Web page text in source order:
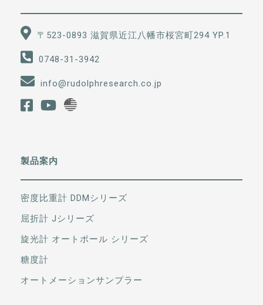
〒523-0893 滋賀県近江八幡市桜宮町294 YP.1
0748-31-3942
info@rudolphresearch.co.jp
製品案内
密度比重計 DDMシリーズ
屈折計 Jシリーズ
旋光計 オートポール シリーズ
糖度計
オートメーションサンプラー